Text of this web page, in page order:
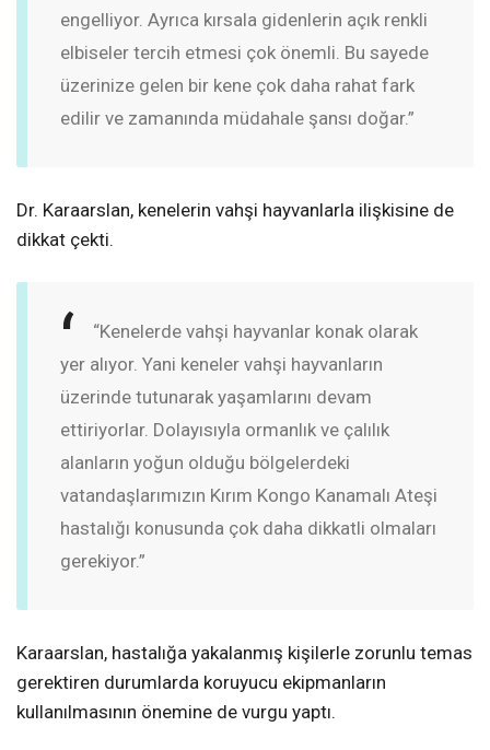
engelliyor. Ayrıca kırsala gidenlerin açık renkli
elbiseler tercih etmesi çok önemli. Bu sayede
üzerinize gelen bir kene çok daha rahat fark
edilir ve zamanında müdahale şansı doğar.”
Dr. Karaarslan, kenelerin vahşi hayvanlarla ilişkisine de
dikkat çekti.
“Kenelerde vahşi hayvanlar konak olarak
yer alıyor. Yani keneler vahşi hayvanların
üzerinde tutunarak yaşamlarını devam
ettiriyorlar. Dolayısıyla ormanlık ve çalılık
alanların yoğun olduğu bölgelerdeki
vatandaşlarımızın Kırım Kongo Kanamalı Ateşi
hastalığı konusunda çok daha dikkatli olmaları
gerekiyor.”
Karaarslan, hastalığa yakalanmış kişilerle zorunlu temas
gerektiren durumlarda koruyucu ekipmanların
kullanılmasının önemine de vurgu yaptı.